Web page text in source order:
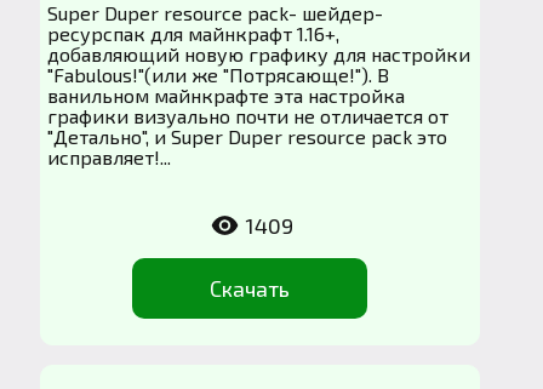
Super Duper resource pack- шейдер-
ресурспак для майнкрафт 1.16+,
добавляющий новую графику для настройки
"Fabulous!"(или же "Потрясающе!"). В
ванильном майнкрафте эта настройка
графики визуально почти не отличается от
"Детально", и Super Duper resource pack это
исправляет!...
Скачать
1409